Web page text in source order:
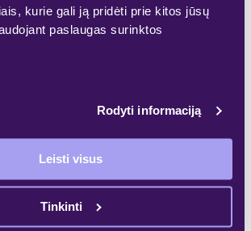
kurie gali ją pridėti prie kitos jūsų
paslaugas surinktos
Rodyti informaciją
Leisti visus
Tinkinti
dešinįjį Neries krantą. Šią
bei sutvarkytą Neries
„Galio Group“ ir
Group“ vadovas.
atkarpos tvarkymo bei
darbus projektavo „Aketuri